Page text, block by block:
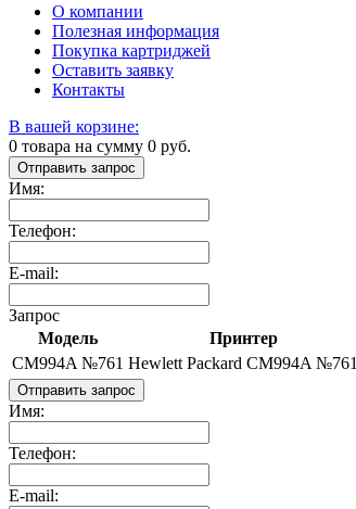
О компании
Полезная информация
Покупка картриджей
Оставить заявку
Контакты
В вашей корзине:
0 товара на сумму 0 руб.
Отправить запрос
Имя:
Телефон:
E-mail:
Запрос
Модель
Принтер
CM994A №761 Hewlett Packard CM994A №761
Отправить запрос
Имя:
Телефон:
E-mail: